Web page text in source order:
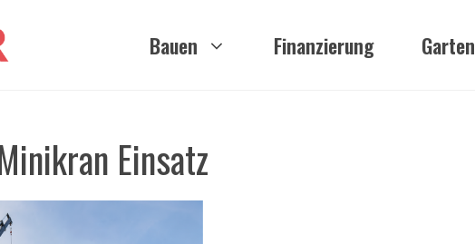
Bauen Finanzierung Garten
Einsatz